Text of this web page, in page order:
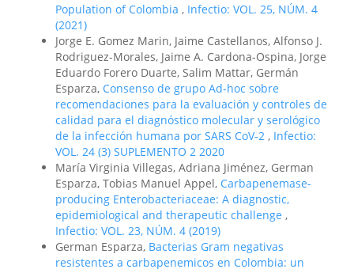
Population of Colombia , Infectio: VOL. 25, NÚM. 4
(2021)
Jorge E. Gomez Marin, Jaime Castellanos, Alfonso J.
Rodriguez-Morales, Jaime A. Cardona-Ospina, Jorge
Eduardo Forero Duarte, Salim Mattar, Germán
Esparza, Consenso de grupo Ad-hoc sobre
recomendaciones para la evaluación y controles de
calidad para el diagnóstico molecular y serológico
de la infección humana por SARS CoV-2 , Infectio:
VOL. 24 (3) SUPLEMENTO 2 2020
María Virginia Villegas, Adriana Jiménez, German
Esparza, Tobias Manuel Appel, Carbapenemase-
producing Enterobacteriaceae: A diagnostic,
epidemiological and therapeutic challenge ,
Infectio: VOL. 23, NÚM. 4 (2019)
German Esparza, Bacterias Gram negativas
resistentes a carbapenemicos en Colombia: un